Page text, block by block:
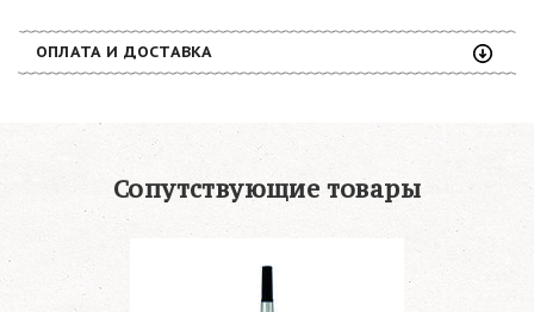
ОПЛАТА И ДОСТАВКА
Сопутствующие товары